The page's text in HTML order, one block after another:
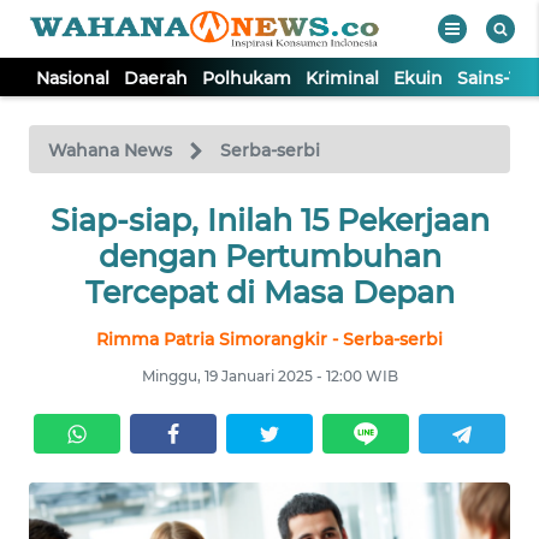
Nasional Daerah Polhukam Kriminal Ekuin Sains-
Wahana News Serba-serbi
Siap-siap, Inilah 15 Pekerjaan
dengan Pertumbuhan
Tercepat di Masa Depan
Rimma Patria Simorangkir - Serba-serbi
Minggu, 19 Januari 2025 - 12:00 WIB
TV
Tutup
NASIONAL
DAERAH
POLHUKAM
KRIMINAL
EKUIN